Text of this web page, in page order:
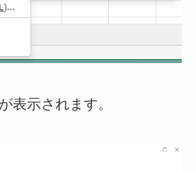
示されます。